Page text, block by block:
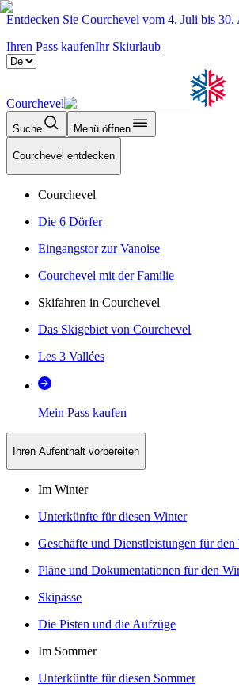
Entdecken Sie Courchevel vom 4. Juli bis 30.
Ihren Pass kaufenIhr Skiurlaub
Courchevel
Suche Menü öffnen
Courchevel entdecken
Courchevel
Die 6 Dörfer
Eingangstor zur Vanoise
Courchevel mit der Familie
Skifahren in Courchevel
Das Skigebiet von Courchevel
Les 3 Vallées
Mein Pass kaufen
Ihren Aufenthalt vorbereiten
Im Winter
Unterkünfte für diesen Winter
Geschäfte und Dienstleistungen für den
Pläne und Dokumentationen für den
Skipässe
Die Pisten und die Aufzüge
Im Sommer
Unterkünfte für diesen Sommer